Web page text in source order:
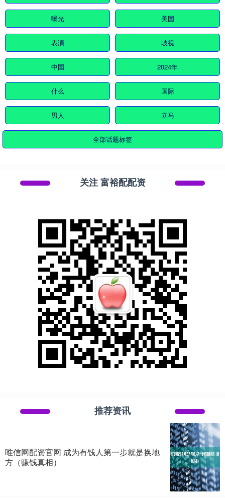
曝光 美国
表演 歧视
中国 2024年
什么 国际
男人 立马
全部话题标签
关注 富裕配配资
推荐资讯
唯信网配资官网 成为有钱人第一步就是换地
方（赚钱真相）